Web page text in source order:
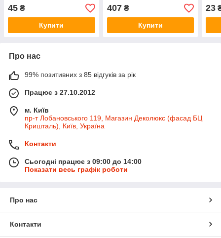
45 ₴
Купити
407₴
Купити
23
Про нас
99% позитивних з 85 відгуків за рік
Працює з 27.10.2012
м. Київ
пр-т Лобановського 119, Магазин Деколюкс (фасад БЦ
Кришталь), Київ, Україна
Контакти
Сьогодні працює з 09:00 до 14:00
Показати весь графік роботи
Про нас
Контакти